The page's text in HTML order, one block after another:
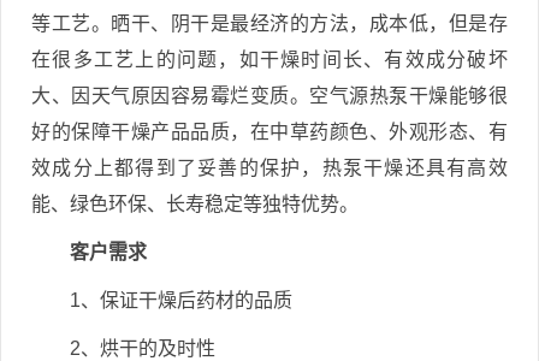
等工艺。晒干、阴干是最经济的方法，成本低，但是存
在很多工艺上的问题，如干燥时间长、有效成分破坏
大、因天气原因容易霉烂变质。空气源热泵干燥能够很
好的保障干燥产品品质，在中草药颜色、外观形态、有
效成分上都得到了妥善的保护，热泵干燥还具有高效
能、绿色环保、长寿稳定等独特优势。
客户需求
1、保证干燥后药材的品质
2、烘干的及时性